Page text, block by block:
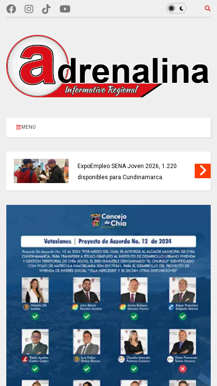
MENÚ
ExpoEmpleo SENA Joven 2026, 1.220
disponibles para Cundinamarca.